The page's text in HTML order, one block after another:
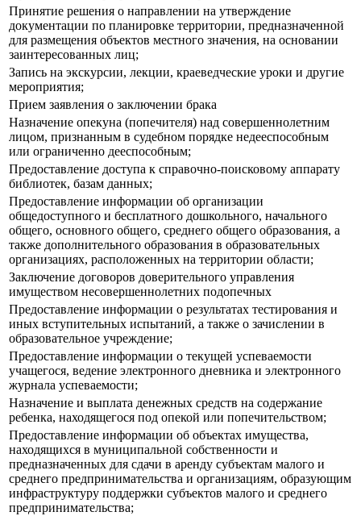
Принятие решения о направлении на утверждение
документации по планировке территории, предназначенной
для размещения объектов местного значения, на основании
заинтересованных лиц;
Запись на экскурсии, лекции, краеведческие уроки и другие
мероприятия;
Прием заявления о заключении брака
Назначение опекуна (попечителя) над совершеннолетним
лицом, признанным в судебном порядке недееспособным
или ограниченно дееспособным;
Предоставление доступа к справочно-поисковому аппарату
библиотек, базам данных;
Предоставление информации об организации
общедоступного и бесплатного дошкольного, начального
общего, основного общего, среднего общего образования, а
также дополнительного образования в образовательных
организациях, расположенных на территории области;
Заключение договоров доверительного управления
имуществом несовершеннолетних подопечных
Предоставление информации о результатах тестирования и
иных вступительных испытаний, а также о зачислении в
образовательное учреждение;
Предоставление информации о текущей успеваемости
учащегося, ведение электронного дневника и электронного
журнала успеваемости;
Назначение и выплата денежных средств на содержание
ребенка, находящегося под опекой или попечительством;
Предоставление информации об объектах имущества,
находящихся в муниципальной собственности и
предназначенных для сдачи в аренду субъектам малого и
среднего предпринимательства и организациям, образующим
инфраструктуру поддержки субъектов малого и среднего
предпринимательства;